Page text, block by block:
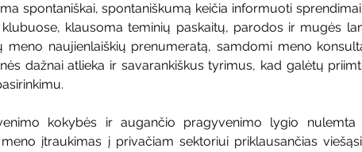
spontaniškai, spontaniškumą keičia informuoti
klausoma teminių paskaitų, parodos ir mugės
naujienlaiškių prenumeratą, samdomi meno
dažnai atlieka ir savarankiškus tyrimus, kad galėtų
kokybės ir augančio pragyvenimo lygio nulemta
įtraukimas į privačiam sektoriui priklausančias